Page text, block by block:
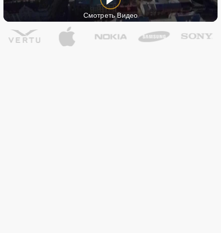
Смотреть Видео